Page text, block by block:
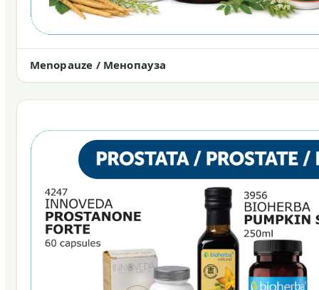
Menopauze / Менопауза